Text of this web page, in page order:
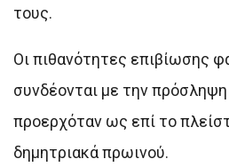
τους.
Οι πιθανότητες επιβίωσης
συνδέονται με την
προερχόταν ως επί το
δημητριακά πρωινού.